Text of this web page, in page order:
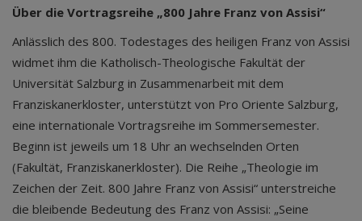
Über die Vortragsreihe „800 Jahre Franz von Assisi“
Anlässlich des 800. Todestages des heiligen Franz von Assisi
widmet ihm die Katholisch-Theologische Fakultät der
Universität Salzburg in Zusammenarbeit mit dem
Franziskanerkloster, unterstützt von Pro Oriente Salzburg,
eine internationale Vortragsreihe im Sommersemester.
Beginn ist jeweils um 18 Uhr an wechselnden Orten
(Fakultät, Franziskanerkloster). Die Reihe „Theologie im
Zeichen der Zeit. 800 Jahre Franz von Assisi“ unterstreiche
die bleibende Bedeutung des Franz von Assisi: „Seine